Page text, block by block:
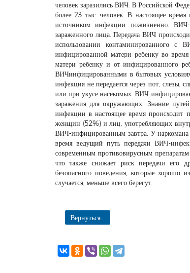
человек заразились ВИЧ. В Российской
более 23 тыс. человек. В настоящее
источником инфекции пожизненно. ВИЧ-
зараженного лица. Передача ВИЧ
использовании контаминированного с
инфицированной матери ребенку во
матери ребенку и от инфицированного
ВИЧинфицированными в бытовых
инфекция не передается через пот, слезы,
или при укусе насекомых. ВИЧ-
заражения для окружающих. Знание
инфекции в настоящее время происходит
женщин (52%) и лиц, употребляющих
ВИЧ-инфицированным завтра. У
время ведущий путь передачи ВИЧ-
современным противовирусным
что также снижает риск передачи его
безопасного поведения, которые хорошо
случается, меньше всего берегут.
Вернуться...